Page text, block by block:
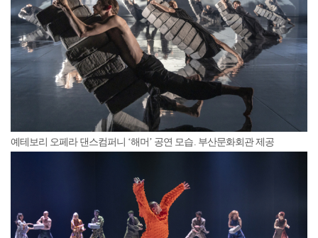
예테보리 오페라 댄스컴퍼니 ‘해머’ 공연 모습. 부산문화회관 제공